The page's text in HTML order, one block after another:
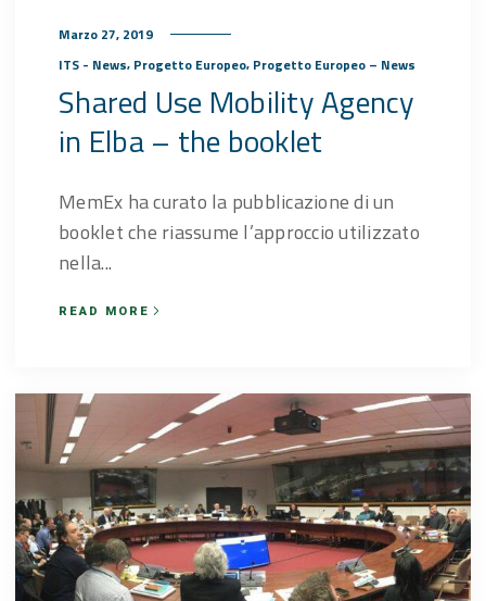
Marzo 27, 2019
ITS - News, Progetto Europeo, Progetto Europeo – News
Shared Use Mobility Agency
in Elba – the booklet
MemEx ha curato la pubblicazione di un
booklet che riassume l’approccio utilizzato
nella...
READ MORE